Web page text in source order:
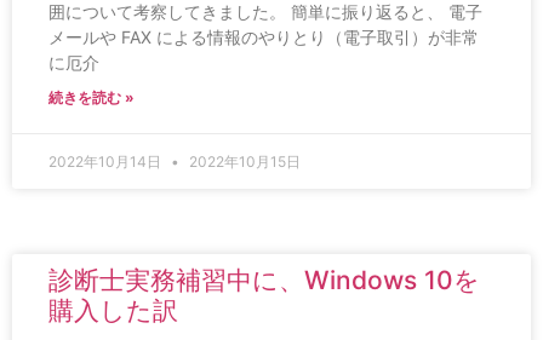
囲について考察してきました。 簡単に振り返ると、 電子
メールや FAX による情報のやりとり（電子取引）が非常
に厄介
続きを読む »
2022年10月14日 2022年10月15日
診断士実務補習中に、Windows 10を
購入した訳